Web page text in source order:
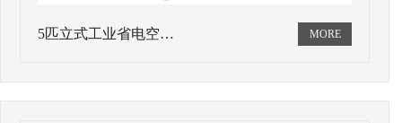
5匹立式工业省电空…